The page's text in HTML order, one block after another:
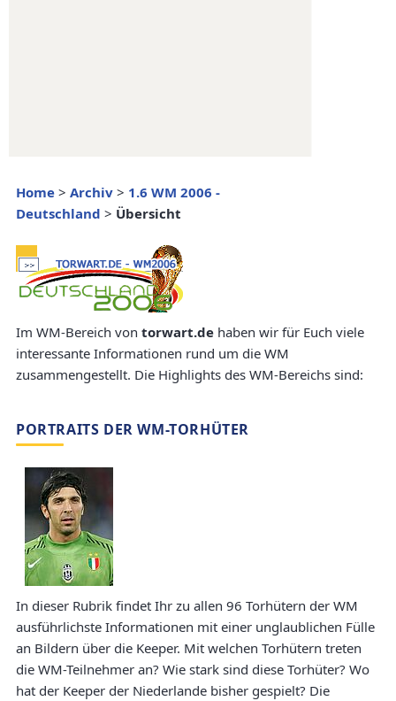
Home > Archiv > 1.6 WM 2006 -
Deutschland > Übersicht
Im WM-Bereich von torwart.de haben wir für Euch viele
interessante Informationen rund um die WM
zusammengestellt. Die Highlights des WM-Bereichs sind:
PORTRAITS DER WM-TORHÜTER
In dieser Rubrik findet Ihr zu allen 96 Torhütern der WM
ausführlichste Informationen mit einer unglaublichen Fülle
an Bildern über die Keeper. Mit welchen Torhütern treten
die WM-Teilnehmer an? Wie stark sind diese Torhüter? Wo
hat der Keeper der Niederlande bisher gespielt? Die